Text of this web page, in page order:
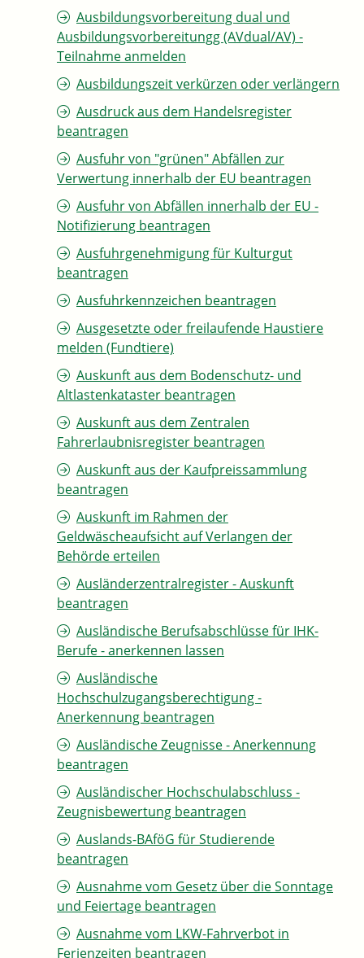
Ausbildungsvorbereitung dual und
Ausbildungsvorbereitungg (AVdual/AV) -
Teilnahme anmelden
Ausbildungszeit verkürzen oder verlängern
Ausdruck aus dem Handelsregister
beantragen
Ausfuhr von "grünen" Abfällen zur
Verwertung innerhalb der EU beantragen
Ausfuhr von Abfällen innerhalb der EU -
Notifizierung beantragen
Ausfuhrgenehmigung für Kulturgut
beantragen
Ausfuhrkennzeichen beantragen
Ausgesetzte oder freilaufende Haustiere
melden (Fundtiere)
Auskunft aus dem Bodenschutz- und
Altlastenkataster beantragen
Auskunft aus dem Zentralen
Fahrerlaubnisregister beantragen
Auskunft aus der Kaufpreissammlung
beantragen
Auskunft im Rahmen der
Geldwäscheaufsicht auf Verlangen der
Behörde erteilen
Ausländerzentralregister - Auskunft
beantragen
Ausländische Berufsabschlüsse für IHK-
Berufe - anerkennen lassen
Ausländische
Hochschulzugangsberechtigung -
Anerkennung beantragen
Ausländische Zeugnisse - Anerkennung
beantragen
Ausländischer Hochschulabschluss -
Zeugnisbewertung beantragen
Auslands-BAföG für Studierende
beantragen
Ausnahme vom Gesetz über die Sonntage
und Feiertage beantragen
Ausnahme vom LKW-Fahrverbot in
Ferienzeiten beantragen